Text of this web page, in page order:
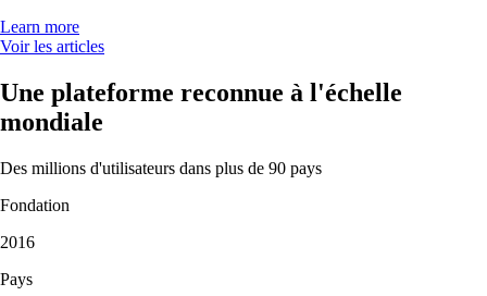
Learn more
Voir les articles
Une plateforme reconnue à l'échelle
mondiale
Des millions d'utilisateurs dans plus de 90 pays
Fondation
2016
Pays